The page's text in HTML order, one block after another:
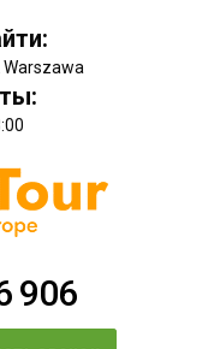
Warszawa
906